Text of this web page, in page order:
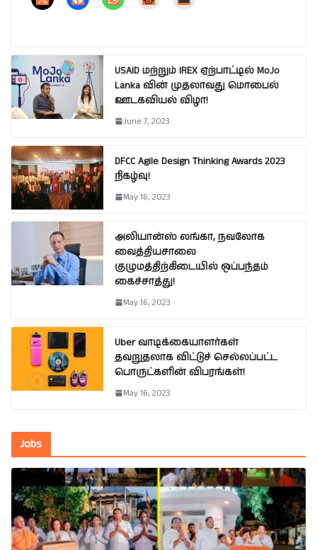
USAID மற்றும் IREX ஏற்பாட்டில் MoJo
Lanka வின் முதலாவது மொபைல்
ஊடகவியல் விழா!
June 7, 2023
DFCC Agile Design Thinking Awards 2023
நிகழ்வு!
May 16, 2023
அலியான்ஸ் லங்கா, நவலோக
வைத்தியசாலை
குழுமத்திற்கிடையில் ஒப்பந்தம்
கைச்சாத்து!
May 16, 2023
Uber வாடிக்கையாளர்கள்
தவறுதலாக விட்டுச் செல்லப்பட்ட
பொருட்களின் விபரங்கள்!
May 16, 2023
Jobs